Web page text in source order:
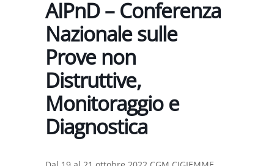
AIPnD – Conferenza
Nazionale sulle
Prove non
Distruttive,
Monitoraggio e
Diagnostica